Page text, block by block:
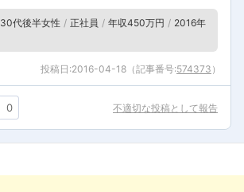
30代後半女性 正社員 年収450万円
2016年
投稿日:2016-04-18 （記事番号:574373 ）
0 不適切な投稿として報告